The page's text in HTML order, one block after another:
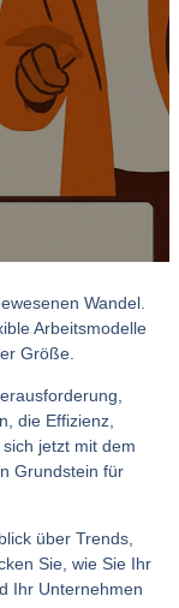
Wandel.
Arbeitsmodelle
Größe.
die Effizienz,
jetzt mit dem
Grundstein für
über Trends,
Sie, wie Sie Ihr
Ihr Unternehmen